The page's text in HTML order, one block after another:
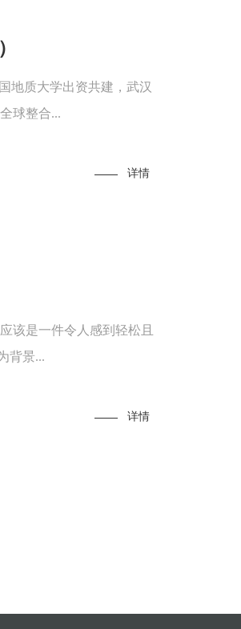
地质大学出资共建，武汉
球整合...
详情
该是一件令人感到轻松且
背景...
详情